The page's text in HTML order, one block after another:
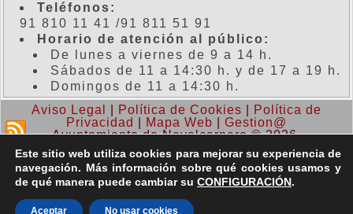
Teléfonos:
91 810 11 41 /91 811 51 91
Horario de atención al público:
De lunes a viernes de 9 a 14 h.
Sábados de 11 a 14:30 h. y de 17 a 19 h.
Domingos de 11 a 14:30 h.
Aviso Legal
Política de Cookies
Política de
Privacidad
Mapa Web
Gestion@
Ayuntamiento de Navalcarnero © 2026.
Este sitio web utiliza cookies para mejorar su experiencia de
navegación. Más información sobre qué cookies usamos y
de qué manera puede cambiar su CONFIGURACIÓN.
Aceptar No usar cookies